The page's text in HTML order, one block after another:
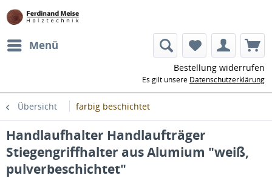
Menü
Bestellung widerrufen
Es gilt unsere Datenschutzerklärung
Übersicht farbig beschichtet
Handlaufhalter Handlaufträger
Stiegengriffhalter aus Alumium "weiß,
pulverbeschichtet"